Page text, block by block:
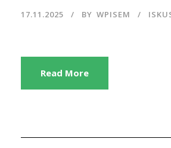
17.11.2025 BY WPISEM
Read More